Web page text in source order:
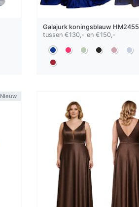
Galajurk koningsblauw HM2455
tussen €130,- en €150,-
Nieuw